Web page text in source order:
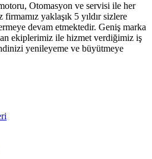
Otomasyon ve servisi ile her
yaklaşık 5 yıldır sizlere
devam etmektedir. Geniş marka
ekiplerimiz ile hizmet verdiğimiz iş
yenileyeme ve büyütmeye